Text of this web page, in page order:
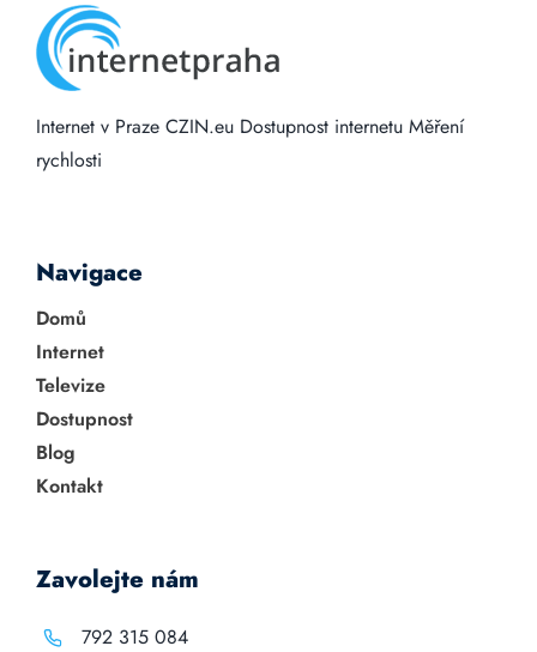
Internet v Praze CZIN.eu Dostupnost internetu Měření
rychlosti
Navigace
Domů
Internet
Televize
Dostupnost
Blog
Kontakt
Zavolejte nám
792 315 084